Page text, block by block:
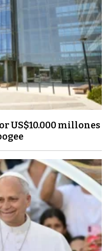
US$10.000 millones